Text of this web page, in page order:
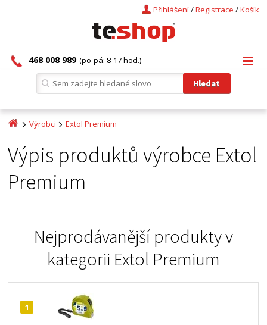
Košík
/
Registrace
/
Přihlášení
468 008 989 (po-pá: 8-17 hod.)
Výrobci Extol Premium
Výpis produktů výrobce Extol
Premium
Nejprodávanější produkty v
kategorii Extol Premium
1